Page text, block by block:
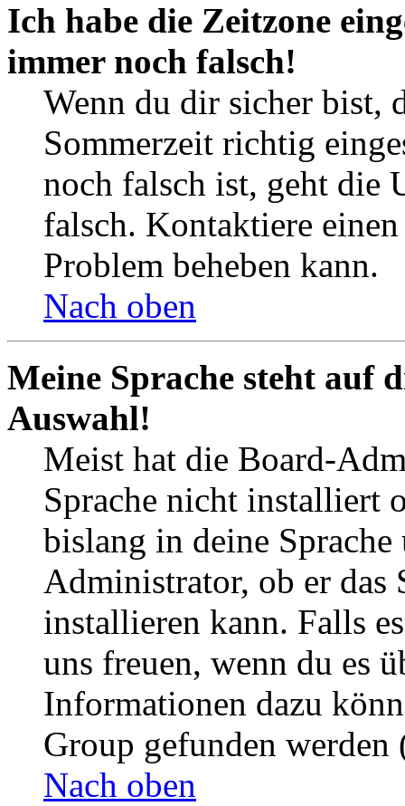
Ich habe die Zeitzone
immer noch falsch!
Wenn du dir sicher bist,
Sommerzeit richtig
noch falsch ist, geht die
falsch. Kontaktiere
Problem beheben kann.
Nach oben
Meine Sprache steht auf
Auswahl!
Meist hat die Board-
Sprache nicht installiert
bislang in deine
Administrator, ob er das
installieren kann. Falls
uns freuen, wenn du es
Informationen dazu
Group gefunden
Nach oben